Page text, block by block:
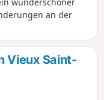
Vieux Saint-